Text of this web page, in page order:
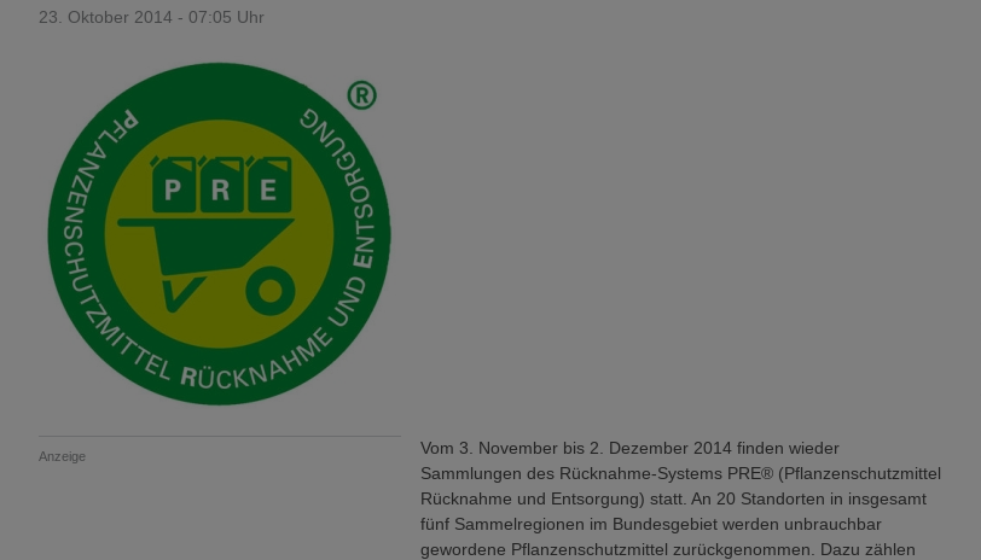
23. Oktober 2014 - 07:05 Uhr
Anzeige
Vom 3. November bis 2. Dezember 2014 finden wieder
Sammlungen des Rücknahme-Systems PRE® (Pflanzenschutzmittel
Rücknahme und Entsorgung) statt. An 20 Standorten in insgesamt
fünf Sammelregionen im Bundesgebiet werden unbrauchbar
gewordene Pflanzenschutzmittel zurückgenommen. Dazu zählen